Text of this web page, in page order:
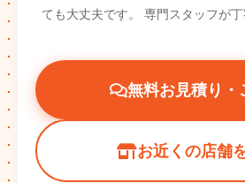
ても大丈夫です。
専門スタッフが丁
無料お見積り・
お近くの店舗